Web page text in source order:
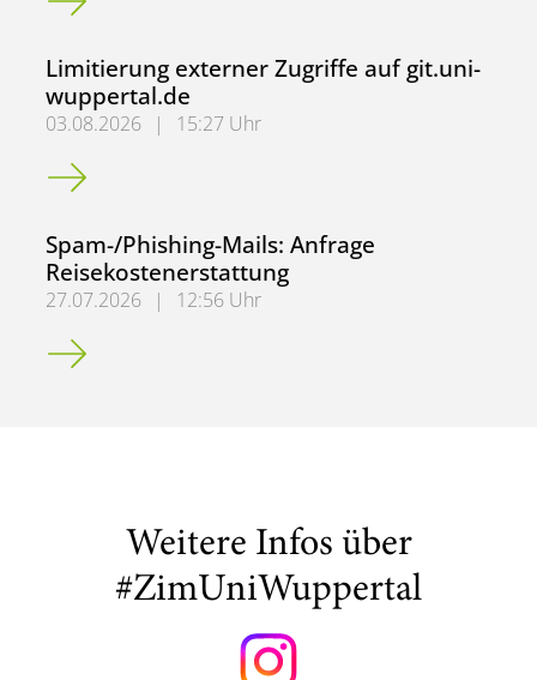
Limitierung externer Zugriffe auf git.uni-
wuppertal.de
03.08.2026 |
15:27 Uhr
Limitierung externer Zugriffe auf git.uni-wuppertal.de
Spam-/Phishing-Mails: Anfrage
Reisekostenerstattung
27.07.2026 |
12:56 Uhr
Spam-/Phishing-Mails: Anfrage Reisekostenerstattung
Weitere Infos über
#ZimUniWuppertal